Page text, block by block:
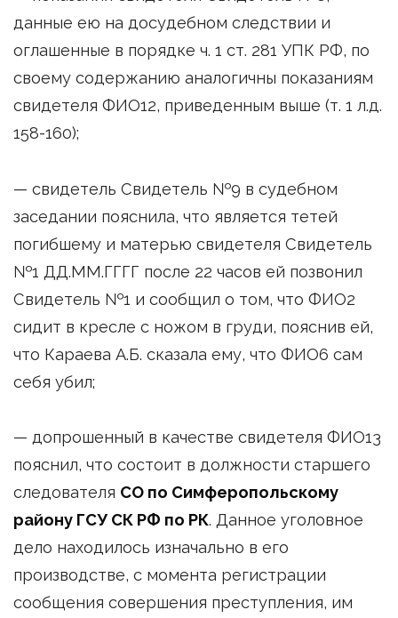
данные ею на досудебном следствии и
оглашенные в порядке ч. 1 ст. 281 УПК РФ, по
своему содержанию аналогичны показаниям
свидетеля ФИО12, приведенным выше (т. 1 л.д.
158-160);
— свидетель Свидетель №9 в судебном
заседании пояснила, что является тетей
погибшему и матерью свидетеля Свидетель
№1 ДД.ММ.ГГГГ после 22 часов ей позвонил
Свидетель №1 и сообщил о том, что ФИО2
сидит в кресле с ножом в груди, пояснив ей,
что Караева А.Б. сказала ему, что ФИО6 сам
себя убил;
— допрошенный в качестве свидетеля ФИО13
пояснил, что состоит в должности старшего
следователя СО по Симферопольскому
району ГСУ СК РФ по РК. Данное уголовное
дело находилось изначально в его
производстве, с момента регистрации
сообщения совершения преступления, им